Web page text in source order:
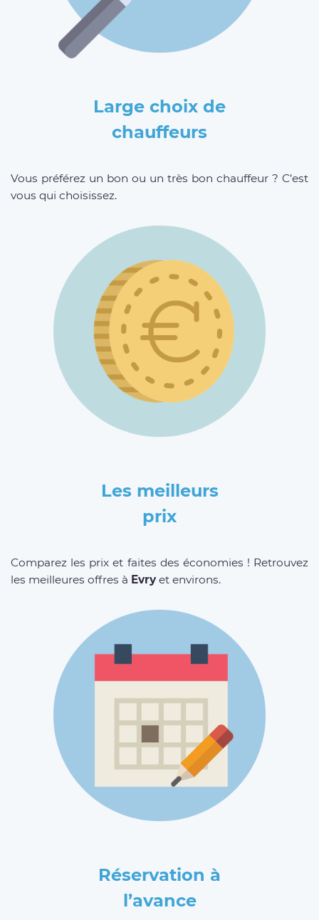
Large choix de
chauffeurs
Vous préférez un bon ou un très bon chauffeur ? C’est
vous qui choisissez.
Les meilleurs
prix
Comparez les prix et faites des économies ! Retrouvez
les meilleures offres à Evryet environs.
Réservation à
l’avance